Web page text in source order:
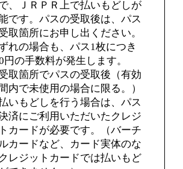
、ＪＲＰＲ上で払いもどしが
です。パスの受取後は、パス
取箇所にお申し出ください。
れの場合も、パス1枚につき
円の手数料が発生します。
取箇所でパスの受取後（有効
内で未使用の場合に限る。）
いもどしを行う場合は、パス
済にご利用いただいたクレジ
カードが必要です。（バーチ
カードなど、カード実体のな
レジットカードでは払いもど